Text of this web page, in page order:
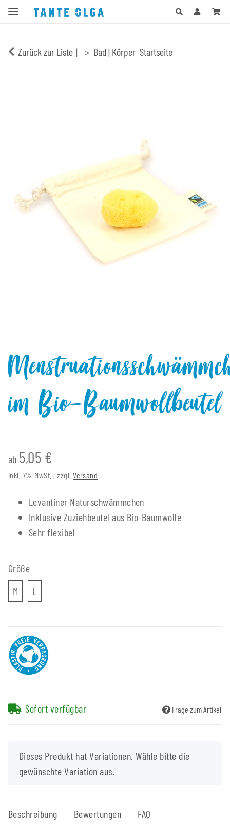
Zurück zur Liste Bad | Körper Startseite
im Bio-Baumwollbeutel
ab 5,05 €
inkl. 7% MwSt. , zzgl.Versand
Levantiner Naturschwämmchen
Inklusive Zuziehbeutel aus Bio-Baumwolle
Sehr flexibel
Größe
M
L
Sofort verfügbar Frage zum Artikel
x
Dieses Produkt hat Variationen. Wähle bitte die
gewünschte Variation aus.
Beschreibung Bewertungen
FAQ